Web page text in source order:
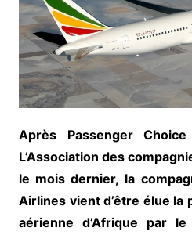
Après Passenger
L’Association des
le mois dernier, la
Airlines vient d’être élue la
aérienne d’Afrique par